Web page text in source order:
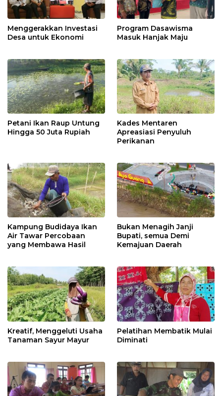
Menggerakkan Investasi
Desa untuk Ekonomi
Program Dasawisma
Masuk Hanjak Maju
Petani Ikan Raup Untung
Hingga 50 Juta Rupiah
Kades Mentaren
Apreasiasi Penyuluh
Perikanan
Kampung Budidaya Ikan
Air Tawar Percobaan
yang Membawa Hasil
Bukan Menagih Janji
Bupati, semua Demi
Kemajuan Daerah
Kreatif, Menggeluti Usaha
Tanaman Sayur Mayur
Pelatihan Membatik Mulai
Diminati